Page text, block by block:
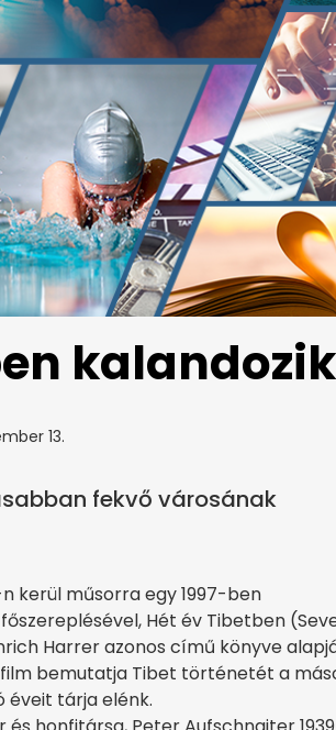
kalandozik
13.
fekvő városának
kerül műsorra egy 1997-ben
Hét év Tibetben
Harrer azonos című könyve
bemutatja Tibet történetét a
éveit tárja elénk.